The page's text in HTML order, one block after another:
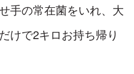
手の常在菌をいれ、大
けで2キロお持ち帰り